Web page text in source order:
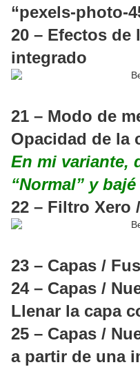
“pexels-photo-
20 – Efectos de
integrado
21 – Modo de
Opacidad de la
En mi variante,
“Normal” y
22 – Filtro Xero
23 – Capas /
24 – Capas /
Llenar la capa
25 – Capas /
a partir de una